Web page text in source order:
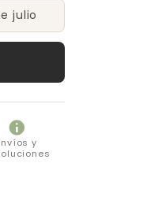
julio
y